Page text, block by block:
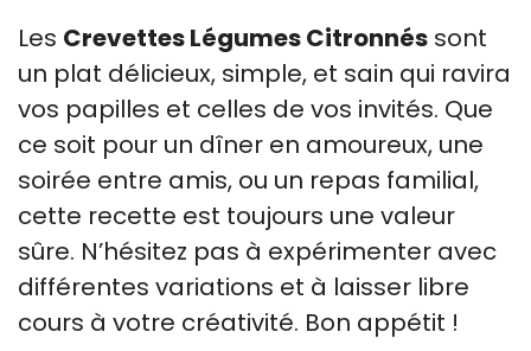
Les Crevettes Légumes Citronnés sont
un plat délicieux, simple, et sain qui ravira
vos papilles et celles de vos invités. Que
ce soit pour un dîner en amoureux, une
soirée entre amis, ou un repas familial,
cette recette est toujours une valeur
sûre. N’hésitez pas à expérimenter avec
différentes variations et à laisser libre
cours à votre créativité. Bon appétit !